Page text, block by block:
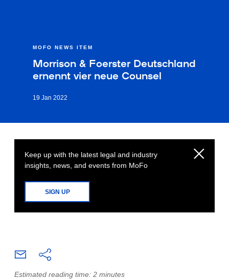
MOFO NEWS ITEM
Morrison & Foerster Deutschland
ernennt vier neue Counsel
19 Jan 2022
Keep up with the latest legal and industry
insights, news, and events from MoFo
SIGN UP
Estimated reading time: 2 minutes